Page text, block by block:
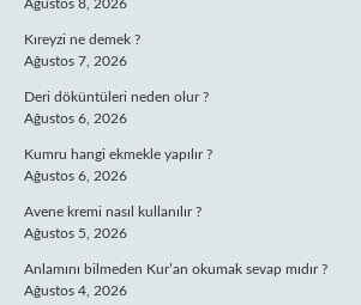
Ağustos 8, 2026
Kıreyzi ne demek ?
Ağustos 7, 2026
Deri döküntüleri neden olur ?
Ağustos 6, 2026
Kumru hangi ekmekle yapılır ?
Ağustos 6, 2026
Avene kremi nasıl kullanılır ?
Ağustos 5, 2026
Anlamını bilmeden Kur’an okumak sevap mıdır ?
Ağustos 4, 2026